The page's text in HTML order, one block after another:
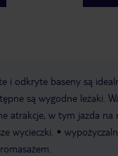
i odkryte baseny są
są wygodne leżaki.
atrakcje, w tym jazda na
wycieczki.